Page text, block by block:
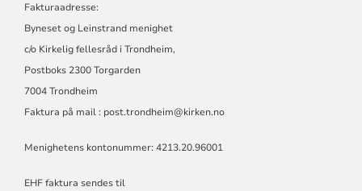
Fakturaadresse:
Byneset og Leinstrand menighet
c/o Kirkelig fellesråd i Trondheim,
Postboks 2300 Torgarden
7004 Trondheim
Faktura på mail : post.trondheim@kirken.no
Menighetens kontonummer: 4213.20.96001
EHF faktura sendes til